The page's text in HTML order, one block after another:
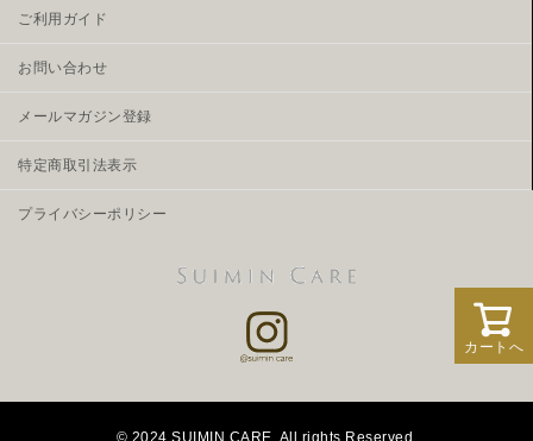
カートへ
ご利用ガイド
お問い合わせ
メールマガジン登録
特定商取引法表示
プライバシーポリシー
© 2024 SUIMIN CARE. All rights Reserved.